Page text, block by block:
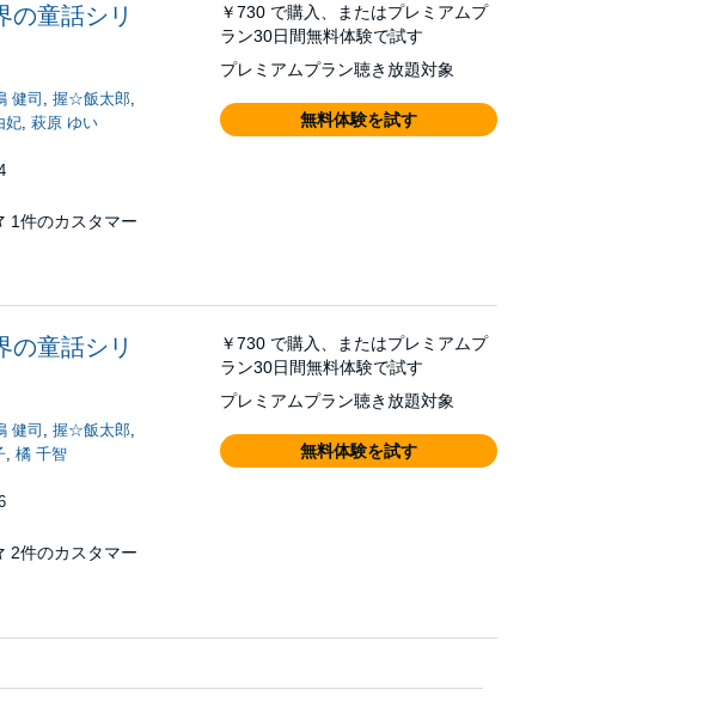
の童話シリ
健司 ,握☆飯太郎
妃 ,萩原 ゆい
1件のカスタマー
￥730 で購入、またはプレミアムプ
ラン30日間無料体験で試す
プレミアムプラン聴き放題対象
無料体験を試す
の童話シリ
健司 ,握☆飯太郎,
,橘 千智
2件のカスタマー
￥730 で購入、またはプレミアムプ
ラン30日間無料体験で試す
プレミアムプラン聴き放題対象
無料体験を試す